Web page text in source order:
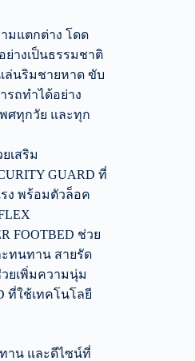
มแตกต่าง โดด
ย่างเป็นธรรมชาติ
ล่นริมชายหาด ขับ
รถทำได้อย่าง
พศทุกวัย และทุก
เสริม
GUARD ที่
ง พร้อมตัวล็อค
FOOTBED ช่วย
ทนทาน สายรัด
วยเพิ่มความนุ่ม
ที่ใช้เทคโนโลยี
าน และดีไซน์ที่